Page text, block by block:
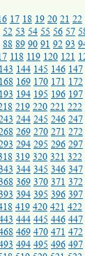
17 18 19 20 21 22
52 53 54 55 56 57
88 89 90 91 92 93
118 119 120 121
143 144 145 146 147
168 169 170 171 172
193 194 195 196 197
219 220 221 222
244 245 246 247
269 270 271 272
294 295 296 297
319 320 321 322
343 344 345 346 347
368 369 370 371 372
393 394 395 396 397
419 420 421 422
444 445 446 447
469 470 471 472
494 495 496 497